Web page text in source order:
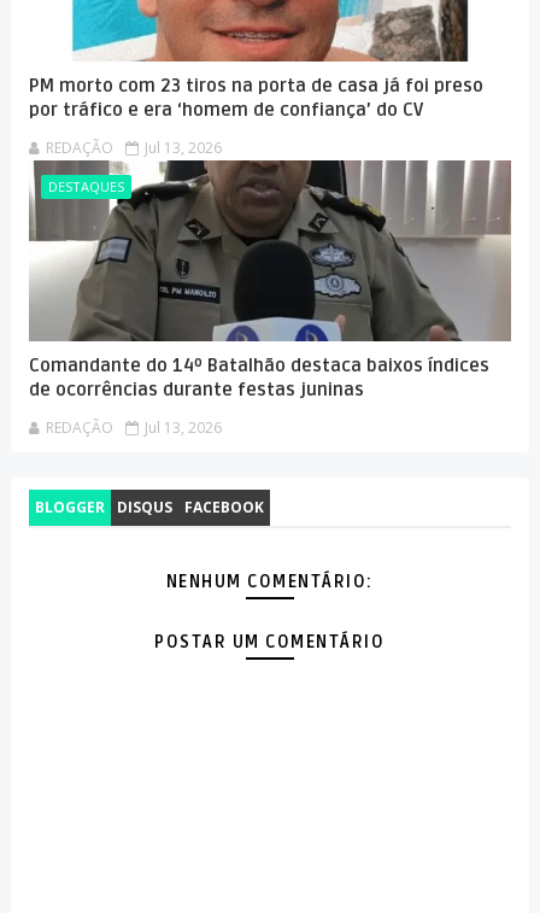
PM morto com 23 tiros na porta de casa já foi preso
por tráfico e era ‘homem de confiança’ do CV
REDAÇÃO Jul 13, 2026
DESTAQUES
Comandante do 14º Batalhão destaca baixos índices
de ocorrências durante festas juninas
REDAÇÃO Jul 13, 2026
BLOGGER DISQUS FACEBOOK
NENHUM COMENTÁRIO:
POSTAR UM COMENTÁRIO